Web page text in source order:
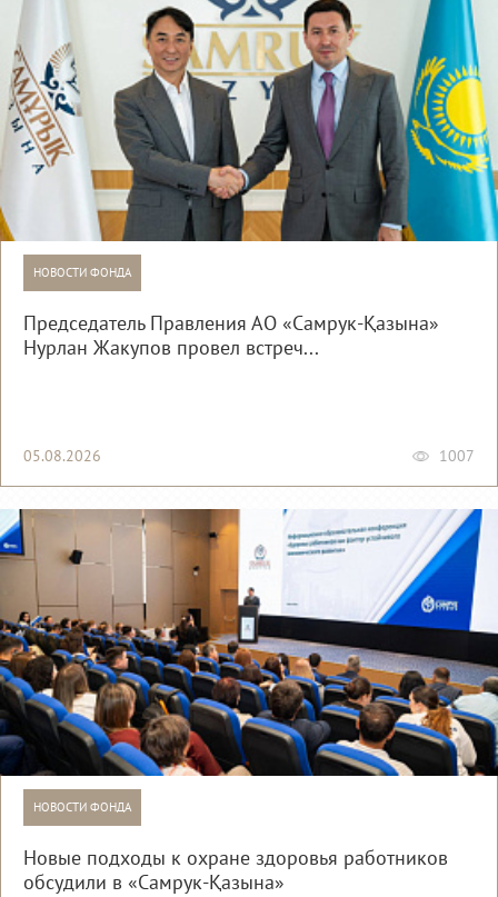
НОВОСТИ ФОНДА
Председатель Правления АО «Самрук-Қазына»
Нурлан Жакупов провел встреч...
05.08.2026 1007
НОВОСТИ ФОНДА
Новые подходы к охране здоровья работников
обсудили в «Самрук-Қазына»